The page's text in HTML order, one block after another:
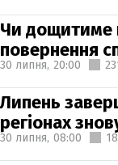
Чи дощитиме
повернення
30 липня, 20:00
Липень
регіонах
30 липня, 08:00